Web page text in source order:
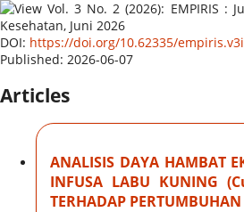
DOI: https://doi.org/10.62335/
Published: 2026-06-07
Articles
ANALISIS DAYA HAMBAT
INFUSA LABU KUNING
TERHADAP